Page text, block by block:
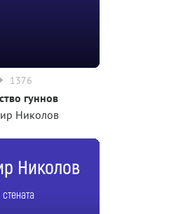
1376
гуннов
Николов
Николов